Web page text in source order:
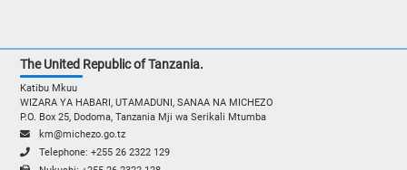
The United Republic of Tanzania.
Katibu Mkuu
WIZARA YA HABARI, UTAMADUNI, SANAA NA MICHEZO
P.O. Box 25, Dodoma, Tanzania Mji wa Serikali Mtumba
km@michezo.go.tz
Telephone: +255 26 2322 129